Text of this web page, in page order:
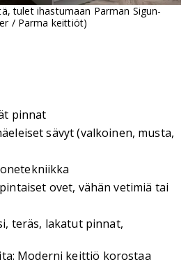
tulet ihastumaan Parman Sigun-
/ Parma keittiöt)
pinnat
sävyt (valkoinen, musta,
ovet, vähän vetimiä tai
teräs, lakatut pinnat,
Moderni keittiö korostaa